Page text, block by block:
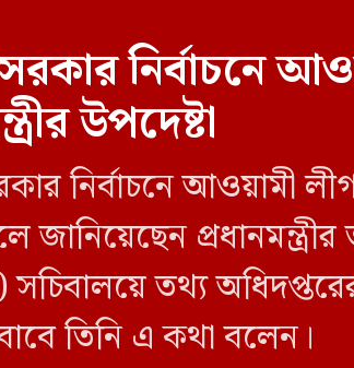
সরকার নির্বাচনে
উপদেষ্টা
নির্বাচনে আওয়ামী
জানিয়েছেন
তথ্য
তিনি এ কথা বলেন।